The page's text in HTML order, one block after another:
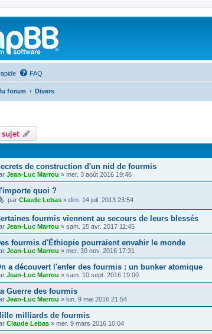
FAQ
forum Divers
sujet
de construction d'un nid de fourmis
Jean-Luc Marrou » mer. 3 août 2016 19:46
quoi ?
par Claude Lebas » dim. 14 juil. 2013 23:54
fourmis viennent au secours de leurs blessés
Jean-Luc Marrou » sam. 15 avr. 2017 11:45
fourmis d'Éthiopie pourraient envahir le monde
Jean-Luc Marrou » mer. 30 nov. 2016 17:31
a découvert l'enfer des fourmis : un bunker atomique
Jean-Luc Marrou » sam. 10 sept. 2016 19:00
Guerre des fourmis
Jean-Luc Marrou » lun. 9 mai 2016 21:54
milliards de fourmis
Claude Lebas » mer. 9 mars 2016 10:04